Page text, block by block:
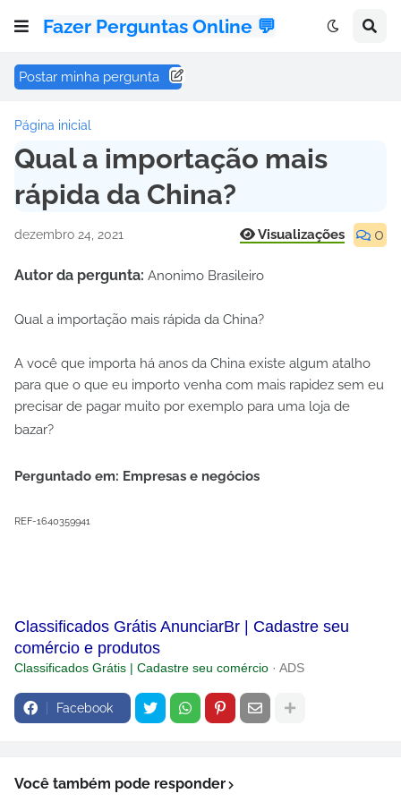
Fazer Perguntas Online 💬
Postar minha pergunta
Página inicial
Qual a importação mais
rápida da China?
dezembro 24, 2021 Visualizações 0
Autor da pergunta: Anonimo Brasileiro
Qual a importação mais rápida da China?
A você que importa há anos da China existe algum atalho
para que o que eu importo venha com mais rapidez sem eu
precisar de pagar muito por exemplo para uma loja de
bazar?
Perguntado em: Empresas e negócios
REF-1640359941
Classificados Grátis AnunciarBr | Cadastre seu
comércio e produtos
Classificados Grátis | Cadastre seu comércio · ADS
Facebook
Você também pode responder